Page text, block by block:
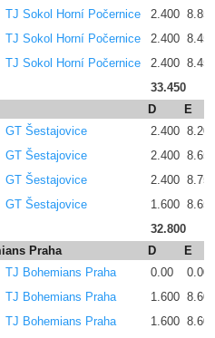
TJ Sokol Horní Počernice 2.400 8.850
TJ Sokol Horní Počernice 2.400 8.450
TJ Sokol Horní Počernice 2.400 8.450
33.450
D
E
GT Šestajovice 2.400 8.200
GT Šestajovice 2.400 8.650
GT Šestajovice 2.400 8.750
GT Šestajovice 1.600 8.650
32.800
Praha D
E
TJ Bohemians Praha 0.00
0.00
TJ Bohemians Praha 1.600 8.600
TJ Bohemians Praha 1.600 8.600